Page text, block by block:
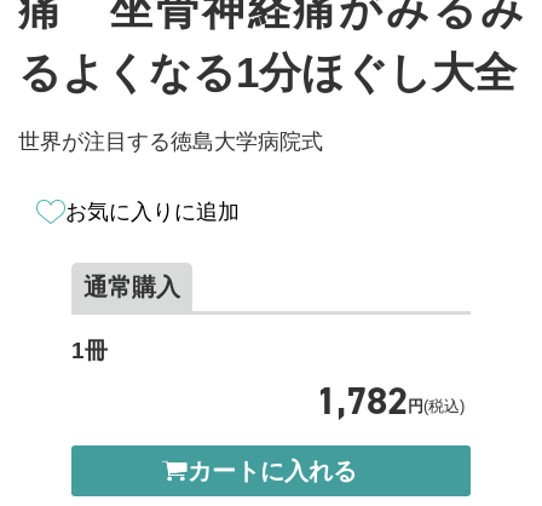
るよくなる1分ほぐし大全
世界が注目する徳島大学病院式
お気に入りに追加
通常購入
1冊
1,782円(税込)
カートに入れる